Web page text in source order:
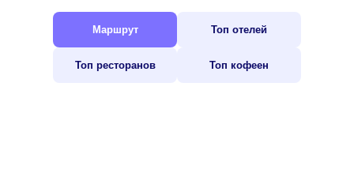
Маршрут Топ отелей
Топ ресторанов Топ кофеен